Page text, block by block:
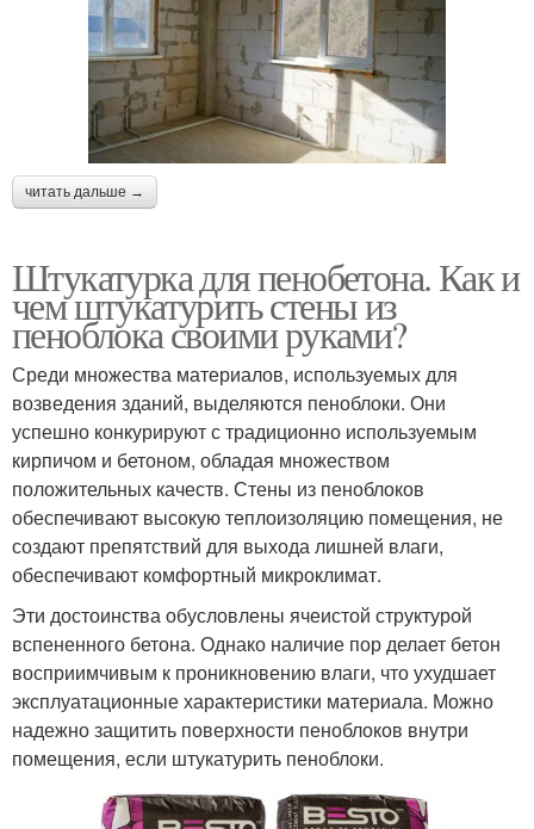
читать дальше →
Штукатурка для пенобетона. Как и
чем штукатурить стены из
пеноблока своими руками?
Среди множества материалов, используемых для
возведения зданий, выделяются пеноблоки. Они
успешно конкурируют с традиционно используемым
кирпичом и бетоном, обладая множеством
положительных качеств. Стены из пеноблоков
обеспечивают высокую теплоизоляцию помещения, не
создают препятствий для выхода лишней влаги,
обеспечивают комфортный микроклимат.
Эти достоинства обусловлены ячеистой структурой
вспененного бетона. Однако наличие пор делает бетон
восприимчивым к проникновению влаги, что ухудшает
эксплуатационные характеристики материала. Можно
надежно защитить поверхности пеноблоков внутри
помещения, если штукатурить пеноблоки.